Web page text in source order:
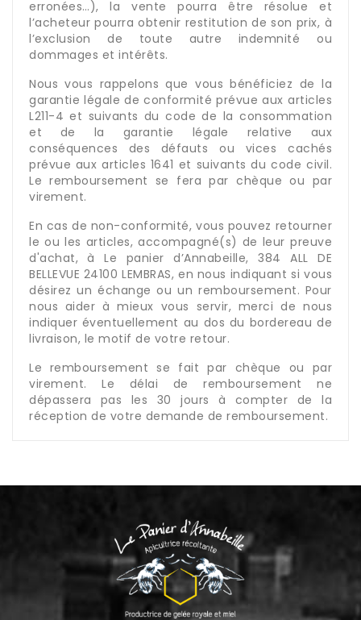
erronées…), la vente pourra être résolue et
l’acheteur pourra obtenir restitution de son prix, à
l’exclusion de toute autre indemnité ou
dommages et intérêts.
Nous vous rappelons que vous bénéficiez de la
garantie légale de conformité prévue aux articles
L211-4 et suivants du code de la consommation
et de la garantie légale relative aux
conséquences des défauts ou vices cachés
prévue aux articles 1641 et suivants du code civil.
Le remboursement se fera par chèque ou par
virement.
En cas de non-conformité, vous pouvez retourner
le ou les articles, accompagné(s) de leur preuve
d'achat, à Le panier d’Annabeille, 384 ALL DE
BELLEVUE 24100 LEMBRAS, en nous indiquant si vous
désirez un échange ou un remboursement. Pour
nous aider à mieux vous servir, merci de nous
indiquer éventuellement au dos du bordereau de
livraison, le motif de votre retour.
Le remboursement se fait par chèque ou par
virement. Le délai de remboursement ne
dépassera pas les 30 jours à compter de la
réception de votre demande de remboursement.